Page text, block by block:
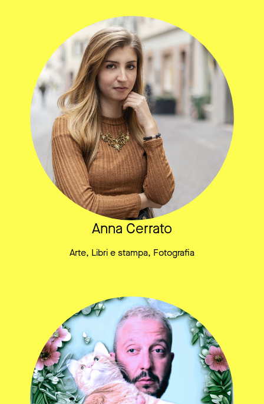
Anna Cerrato
Arte, Libri e stampa, Fotografia